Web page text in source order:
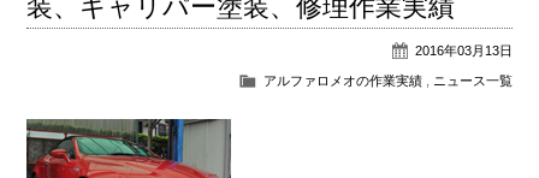
Information
装、キャリパー塗装、修理作業実績
2016年03月13日
アルファロメオの作業実績, ニュース一覧